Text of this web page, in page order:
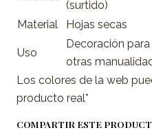
(surtido)
Material
Hojas secas
Uso
Decoración
otras
Los colores de la web
producto real*
COMPARTIR ESTE